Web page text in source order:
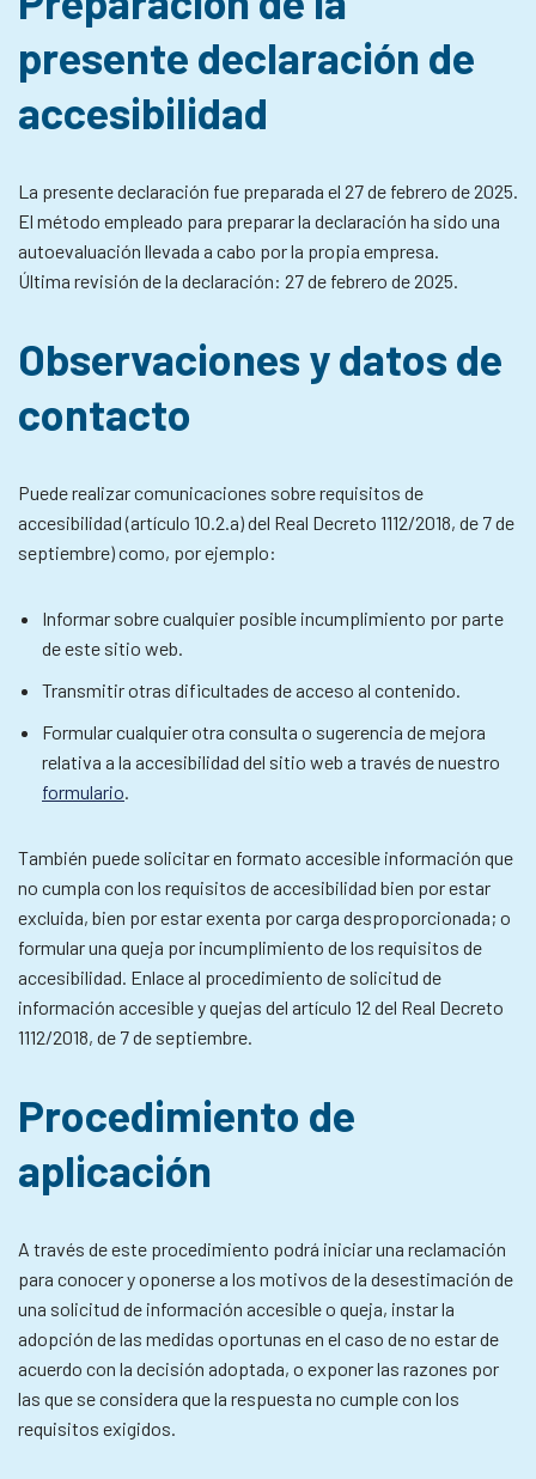
presente declaración de
accesibilidad
La presente declaración fue preparada el 27 de febrero de 2025.
El método empleado para preparar la declaración ha sido una
autoevaluación llevada a cabo por la propia empresa.
Última revisión de la declaración: 27 de febrero de 2025.
Observaciones y datos de
contacto
Puede realizar comunicaciones sobre requisitos de
accesibilidad (artículo 10.2.a) del Real Decreto 1112/2018, de 7 de
septiembre) como, por ejemplo:
Informar sobre cualquier posible incumplimiento por parte
de este sitio web.
Transmitir otras dificultades de acceso al contenido.
Formular cualquier otra consulta o sugerencia de mejora
relativa a la accesibilidad del sitio web a través de nuestro
formulario.
También puede solicitar en formato accesible información que
no cumpla con los requisitos de accesibilidad bien por estar
excluida, bien por estar exenta por carga desproporcionada; o
formular una queja por incumplimiento de los requisitos de
accesibilidad. Enlace al procedimiento de solicitud de
información accesible y quejas del artículo 12 del Real Decreto
1112/2018, de 7 de septiembre.
Procedimiento de
aplicación
A través de este procedimiento podrá iniciar una reclamación
para conocer y oponerse a los motivos de la desestimación de
una solicitud de información accesible o queja, instar la
adopción de las medidas oportunas en el caso de no estar de
acuerdo con la decisión adoptada, o exponer las razones por
las que se considera que la respuesta no cumple con los
requisitos exigidos.